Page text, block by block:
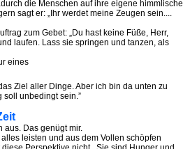
die Menschen auf ihre eigene himmlische
sagt er: „Ihr werdet meine Zeugen sein....
zum Gebet: „Du hast keine Füße, Herr,
laufen. Lass sie springen und tanzen, als
eines
Ziel aller Dinge. Aber ich bin da unten zu
soll unbedingt sein.”
aus. Das genügt mir.
leisten und aus dem Vollen schöpfen